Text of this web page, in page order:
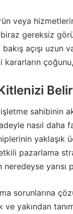
veya
gereksiz
bakış açışı
kararların
sahibinin
nasıl daha
yaklaşık
pazarlama
neredeyse yarısı
sorunlarına
ve yakından